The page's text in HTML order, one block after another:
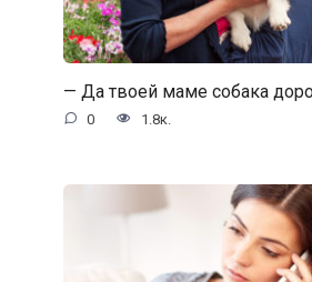
— Да твоей маме собака
0 1.8к.